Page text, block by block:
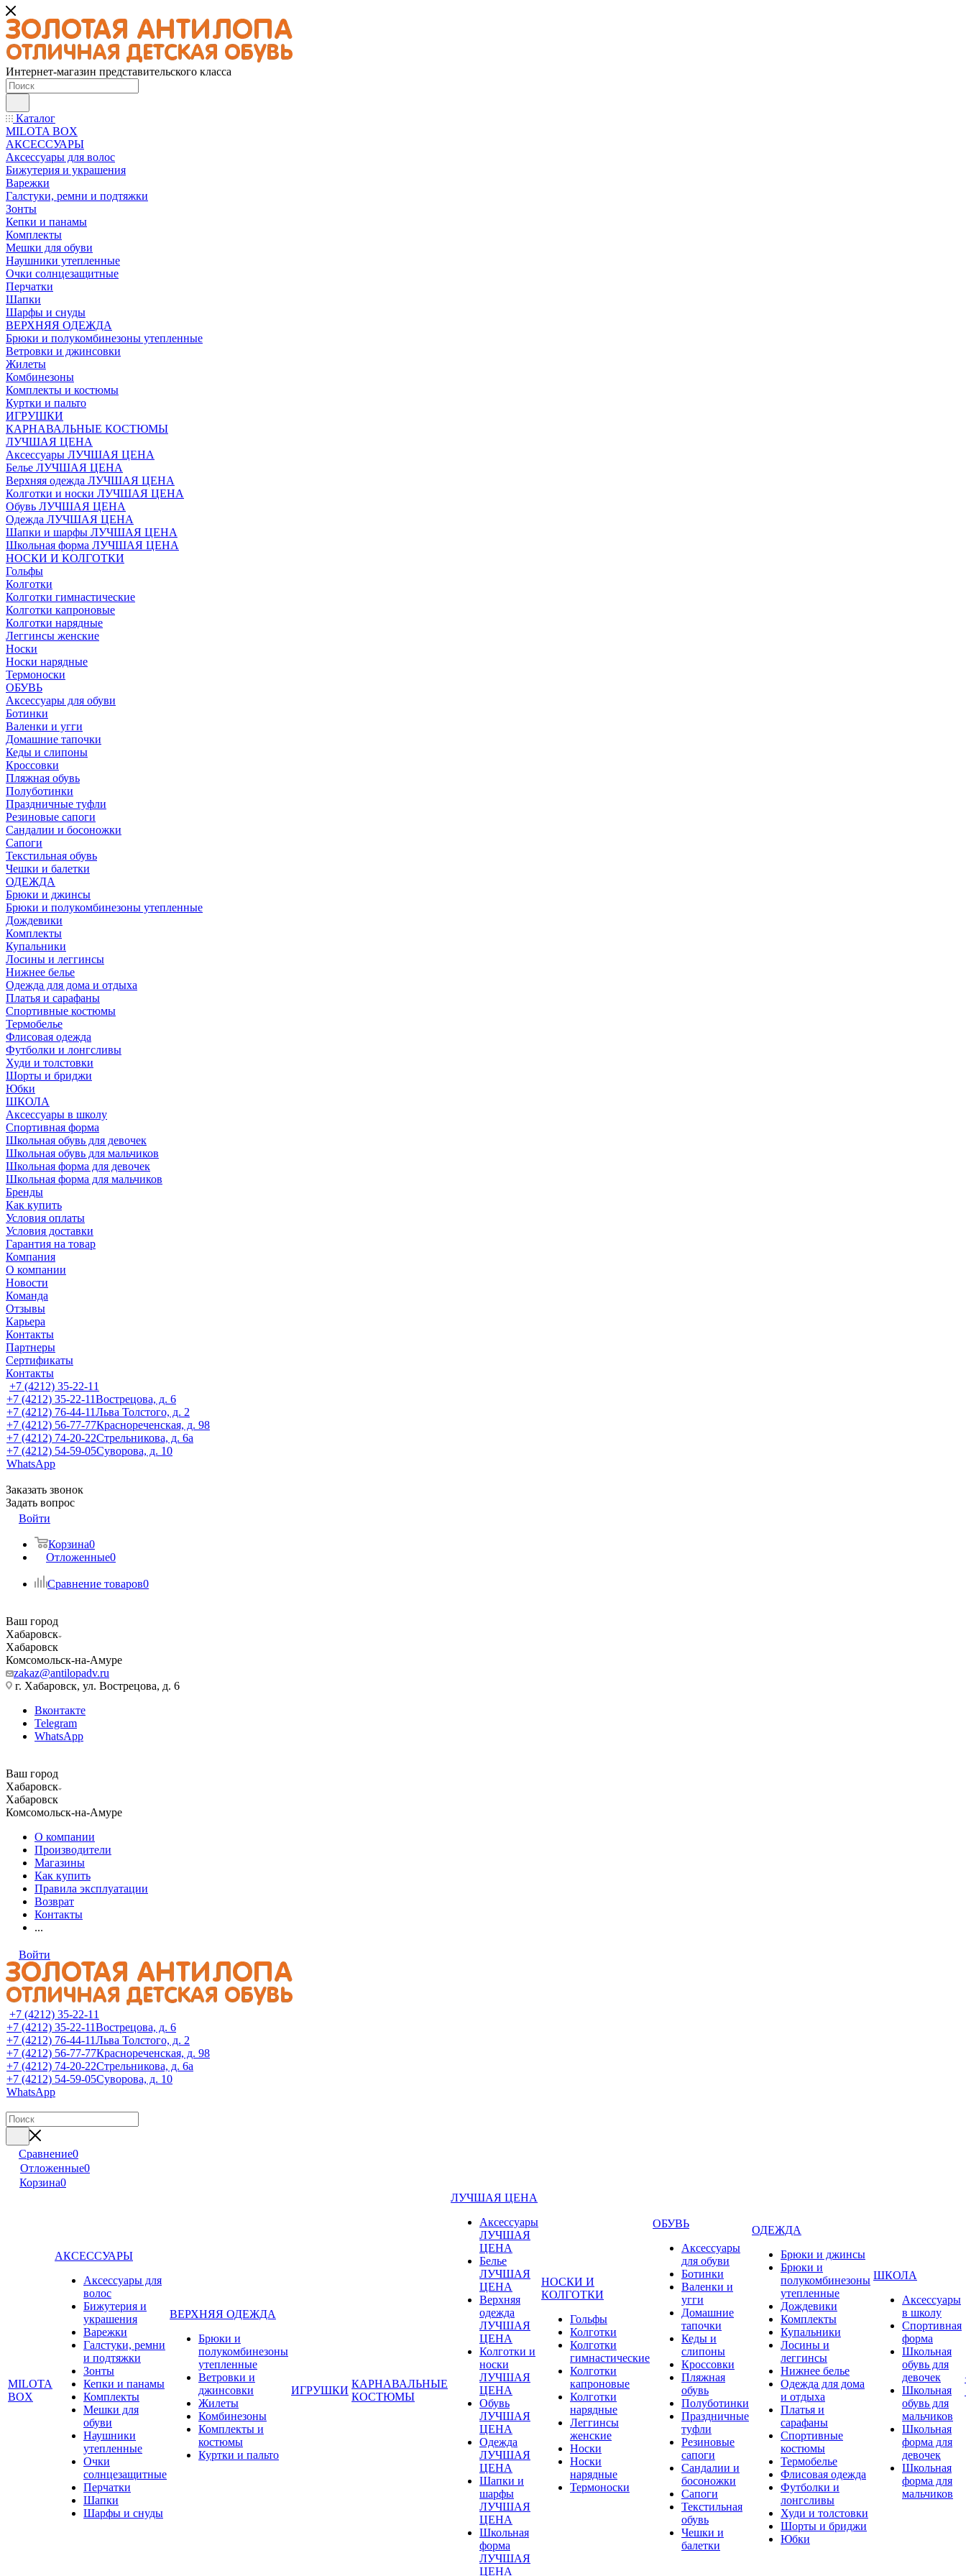
Интернет-магазин представительского класса
Каталог
MILOTA BOX
АКСЕССУАРЫ
Аксессуары для волос
Бижутерия и украшения
Варежки
Галстуки, ремни и подтяжки
Зонты
Кепки и панамы
Комплекты
Мешки для обуви
Наушники утепленные
Очки солнцезащитные
Перчатки
Шапки
Шарфы и снуды
ВЕРХНЯЯ ОДЕЖДА
Брюки и полукомбинезоны утепленные
Ветровки и джинсовки
Жилеты
Комбинезоны
Комплекты и костюмы
Куртки и пальто
ИГРУШКИ
КАРНАВАЛЬНЫЕ КОСТЮМЫ
ЛУЧШАЯ ЦЕНА
Аксессуары ЛУЧШАЯ ЦЕНА
Белье ЛУЧШАЯ ЦЕНА
Верхняя одежда ЛУЧШАЯ ЦЕНА
Колготки и носки ЛУЧШАЯ ЦЕНА
Обувь ЛУЧШАЯ ЦЕНА
Одежда ЛУЧШАЯ ЦЕНА
Шапки и шарфы ЛУЧШАЯ ЦЕНА
Школьная форма ЛУЧШАЯ ЦЕНА
НОСКИ И КОЛГОТКИ
Гольфы
Колготки
Колготки гимнастические
Колготки капроновые
Колготки нарядные
Леггинсы женские
Носки
Носки нарядные
Термоноски
ОБУВЬ
Аксессуары для обуви
Ботинки
Валенки и угги
Домашние тапочки
Кеды и слипоны
Кроссовки
Пляжная обувь
Полуботинки
Праздничные туфли
Резиновые сапоги
Сандалии и босоножки
Сапоги
Текстильная обувь
Чешки и балетки
ОДЕЖДА
Брюки и джинсы
Брюки и полукомбинезоны утепленные
Дождевики
Комплекты
Купальники
Лосины и леггинсы
Нижнее белье
Одежда для дома и отдыха
Платья и сарафаны
Спортивные костюмы
Термобелье
Флисовая одежда
Футболки и лонгсливы
Худи и толстовки
Шорты и бриджи
Юбки
ШКОЛА
Аксессуары в школу
Спортивная форма
Школьная обувь для девочек
Школьная обувь для мальчиков
Школьная форма для девочек
Школьная форма для мальчиков
Бренды
Как купить
Условия оплаты
Условия доставки
Гарантия на товар
Компания
О компании
Новости
Команда
Отзывы
Карьера
Контакты
Партнеры
Сертификаты
Контакты
+7 (4212) 35-22-11
+7 (4212) 35-22-11Вострецова, д. 6
+7 (4212) 76-44-11Льва Толстого, д. 2
+7 (4212) 56-77-77Краснореченская, д. 98
+7 (4212) 74-20-22Стрельникова, д. 6а
+7 (4212) 54-59-05Суворова, д. 10
WhatsApp
Заказать звонок
Задать вопрос
Войти
Корзина0
Отложенные0
Сравнение товаров0
Ваш город
Хабаровск
Хабаровск
Комсомольск-на-Амуре
zakaz@antilopadv.ru
г. Хабаровск, ул. Вострецова, д. 6
Вконтакте
Telegram
WhatsApp
Ваш город
Хабаровск
Хабаровск
Комсомольск-на-Амуре
О компании
Производители
Магазины
Как купить
Правила эксплуатации
Возврат
Контакты
...
Войти
+7 (4212) 35-22-11
+7 (4212) 35-22-11Вострецова, д. 6
+7 (4212) 76-44-11Льва Толстого, д. 2
+7 (4212) 56-77-77Краснореченская, д. 98
+7 (4212) 74-20-22Стрельникова, д. 6а
+7 (4212) 54-59-05Суворова, д. 10
WhatsApp
Сравнение0
Отложенные0
Корзина0
MILOTA
BOX
АКСЕССУАРЫ
Аксессуары для
волос
Бижутерия и
украшения
Варежки
Галстуки, ремни
и подтяжки
Зонты
Кепки и панамы
Комплекты
Мешки для
обуви
Наушники
утепленные
Очки
солнцезащитные
Перчатки
Шапки
Шарфы и снуды
ВЕРХНЯЯ ОДЕЖДА
Брюки и
полукомбинезоны
утепленные
Ветровки и
джинсовки
Жилеты
Комбинезоны
Комплекты и
костюмы
Куртки и пальто
ИГРУШКИ
КАРНАВАЛЬНЫЕ
КОСТЮМЫ
ЛУЧШАЯ ЦЕНА
Аксессуары
ЛУЧШАЯ
ЦЕНА
Белье
ЛУЧШАЯ
ЦЕНА
Верхняя
одежда
ЛУЧШАЯ
ЦЕНА
Колготки и
носки
ЛУЧШАЯ
ЦЕНА
Обувь
ЛУЧШАЯ
ЦЕНА
Одежда
ЛУЧШАЯ
ЦЕНА
Шапки и
шарфы
ЛУЧШАЯ
ЦЕНА
Школьная
форма
ЛУЧШАЯ
ЦЕНА
НОСКИ И
КОЛГОТКИ
Гольфы
Колготки
Колготки
гимнастические
Колготки
капроновые
Колготки
нарядные
Леггинсы
женские
Носки
Носки
нарядные
Термоноски
ОБУВЬ
Аксессуары
для обуви
Ботинки
Валенки и
угги
Домашние
тапочки
Кеды и
слипоны
Кроссовки
Пляжная
обувь
Полуботинки
Праздничные
туфли
Резиновые
сапоги
Сандалии и
босоножки
Сапоги
Текстильная
обувь
Чешки и
балетки
ОДЕЖДА
Брюки и джинсы
Брюки и
полукомбинезоны
утепленные
Дождевики
Комплекты
Купальники
Лосины и
леггинсы
Нижнее белье
Одежда для дома
и отдыха
Платья и
сарафаны
Спортивные
костюмы
Термобелье
Флисовая одежда
Футболки и
лонгсливы
Худи и толстовки
Шорты и бриджи
Юбки
ШКОЛА
Аксессуары
в школу
Спортивная
форма
Школьная
обувь для
девочек
Школьная
обувь для
мальчиков
Школьная
форма для
девочек
Школьная
форма для
мальчиков